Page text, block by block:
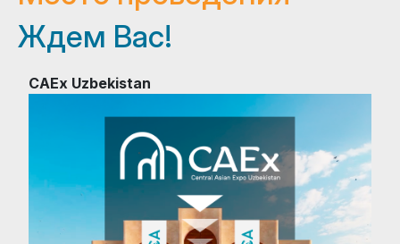
Ждем Вас!
CAEx Uzbekistan